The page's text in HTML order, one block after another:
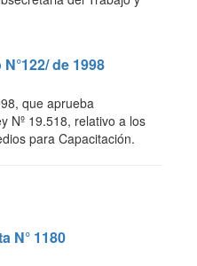
de 1998
que aprueba
Nº 19.518, relativo a los
para Capacitación.
N° 1180